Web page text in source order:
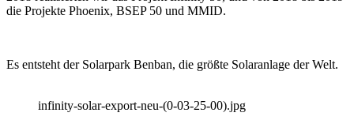
die Projekte Phoenix, BSEP 50 und MMID.
Es entsteht der Solarpark Benban, die größte Solaranlage der Welt.
infinity-solar-export-neu-(0-03-25-00).jpg